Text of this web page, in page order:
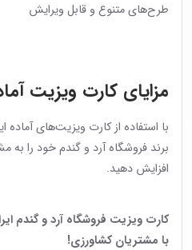
طرح‌های متنوع و قابل ویرایش
مزایای کارت ویزیت
با استفاده از کارت ویزیت‌های
برند فروشگاه آرد و گندم خود را به
افزایش دهید.
کارت ویزیت فروشگاه آرد و گندم
با مشتریان کشاورزی!